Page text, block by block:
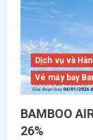
Dịch vụ và
Vé máy bay
BAMBOO
26%